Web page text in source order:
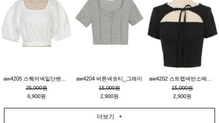
25,000원
6,900원
aw4204 버튼넥숏티_그레이
15,000원
2,900원
15,000원
2,900원
더보기 +